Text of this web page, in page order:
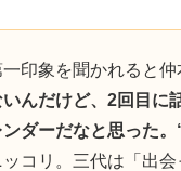
印象を聞かれると仲
んだけど、2回目に
ダーだなと思った。
コリ。三代は「出